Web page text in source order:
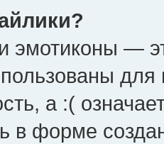
эмотиконы —
а :(
в форме